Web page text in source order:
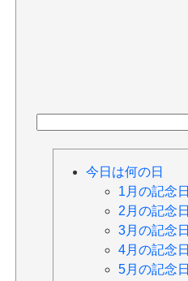
今日は何の日
1月の記念日
2月の記念日
3月の記念日
4月の記念日
5月の記念日